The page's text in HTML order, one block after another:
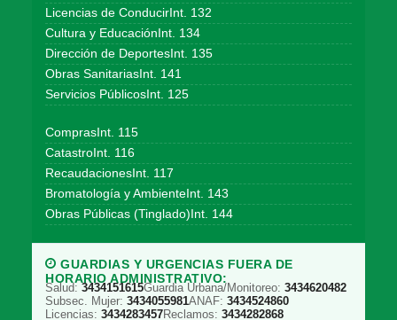
Licencias de ConducirInt. 132
Cultura y EducaciónInt. 134
Dirección de DeportesInt. 135
Obras SanitariasInt. 141
Servicios PúblicosInt. 125
ComprasInt. 115
CatastroInt. 116
RecaudacionesInt. 117
Bromatología y AmbienteInt. 143
Obras Públicas (Tinglado)Int. 144
GUARDIAS Y URGENCIAS FUERA DE
HORARIO ADMINISTRATIVO:
Salud: 3434151615Guardia Urbana/Monitoreo: 3434620482
Subsec. Mujer: 3434055981ANAF: 3434524860
Licencias: 3434283457Reclamos: 3434282868